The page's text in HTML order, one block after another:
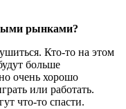
рынками?
Кто-то на этом
больше
очень хорошо
или работать.
что-то спасти.